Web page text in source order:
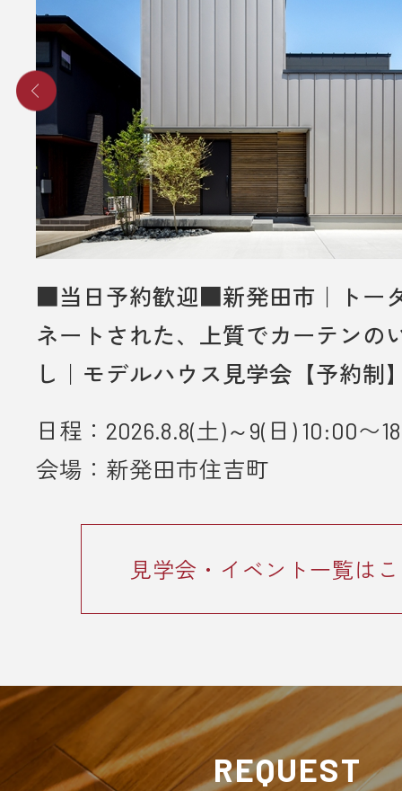
■ その他、プレゼントに関する注意
・初めてディテールホームグループ
いただく方のみ対象とさせていだき
・弊社での住宅建築やリフォームな
をご検討されているお客様のみ対象
いただきます。
・プレゼントは、1名様（1家族様）1
・未成年者様のみのご来場は対象外
・弊社のアンケートにご協力してい
とが条件となります。
■ 個人情報の取り扱いについて
・ご入力いただきました情報は「
■当日予約歓迎■新発田市｜トー
ネートされた、上質でカーテンの
し｜モデルハウス見学会【予約制
日程：2026.8.8(土)～9(日) 10:00〜
会場：新発田市住吉町
見学会・イベント一覧は
REQUEST